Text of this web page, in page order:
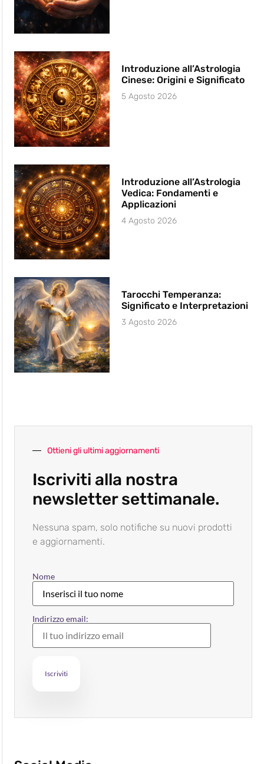
Introduzione all’Astrologia
Cinese: Origini e Significato
5 Agosto 2026
Introduzione all’Astrologia
Vedica: Fondamenti e
Applicazioni
4 Agosto 2026
Tarocchi Temperanza:
Significato e Interpretazioni
3 Agosto 2026
Ottieni gli ultimi aggiornamenti
Iscriviti alla nostra
newsletter settimanale.
Nessuna spam, solo notifiche su nuovi prodotti
e aggiornamenti.
Nome
Indirizzo email: